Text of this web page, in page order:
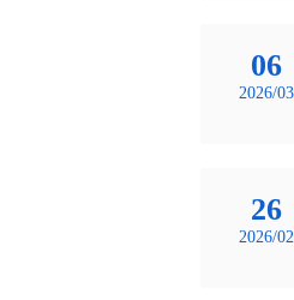
06
2026/03
26
2026/02